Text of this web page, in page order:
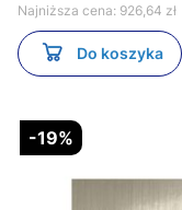
Najniższa cena: 926,64 zł
Do koszyka
-19%